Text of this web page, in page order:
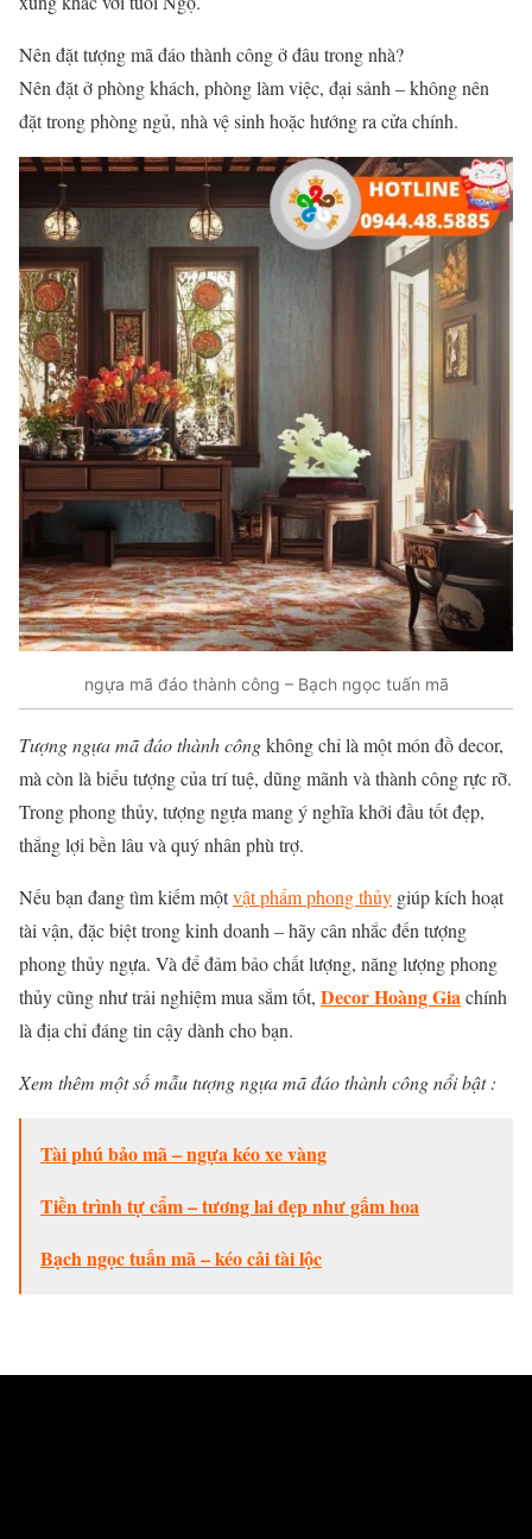
Nên đặt tượng mã đáo thành công ở đâu trong nhà?
Nên đặt ở phòng khách, phòng làm việc, đại sảnh – không nên
đặt trong phòng ngủ, nhà vệ sinh hoặc hướng ra cửa chính.
ngựa mã đáo thành công – Bạch ngọc tuấn mã
Tượng ngựa mã đáo thành côngkhông chỉ là một món đồ decor,
mà còn là biểu tượng của trí tuệ, dũng mãnh và thành công rực rỡ.
Trong phong thủy, tượng ngựa mang ý nghĩa khởi đầu tốt đẹp,
thắng lợi bền lâu và quý nhân phù trợ.
Nếu bạn đang tìm kiếm mộtvật phẩm phong thủy giúp kích hoạt
tài vận, đặc biệt trong kinh doanh – hãy cân nhắc đến tượng
phong thủy ngựa. Và để đảm bảo chất lượng, năng lượng phong
thủy cũng như trải nghiệm mua sắm tốt, Decor Hoàng Giachính
là địa chỉ đáng tin cậy dành cho bạn.
Xem thêm một số mẫu tượng ngựa mã đáo thành công nổi bật :
Tài phú bảo mã – ngựa kéo xe vàng
Tiền trình tự cẩm – tương lai đẹp như gấm hoa
Bạch ngọc tuấn mã – kéo cải tài lộc